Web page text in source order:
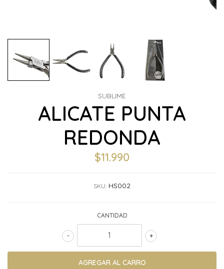
SUBLIME
ALICATE PUNTA
REDONDA
$11.990
SKU: HS002
CANTIDAD
+
-